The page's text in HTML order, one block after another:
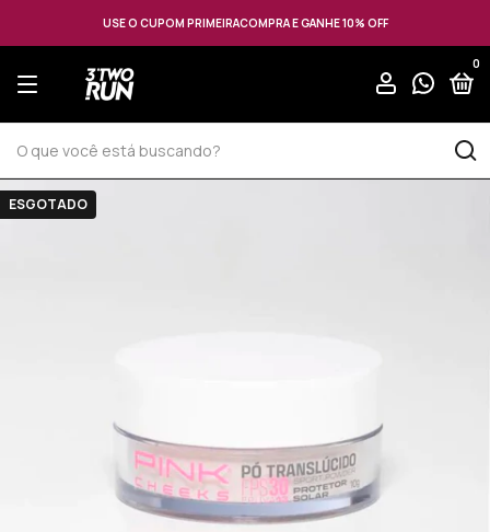
USE O CUPOM PRIMEIRACOMPRA E GANHE 10% OFF
0
ESGOTADO